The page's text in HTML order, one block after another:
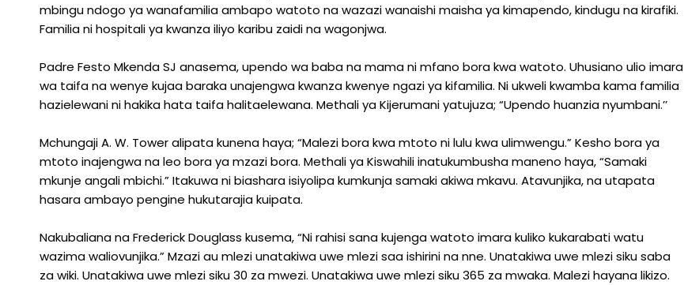
mbingu ndogo ya wanafamilia ambapo watoto na wazazi wanaishi maisha ya kimapendo, kindugu na kirafiki.
Familia ni hospitali ya kwanza iliyo karibu zaidi na wagonjwa.
Padre Festo Mkenda SJ anasema, upendo wa baba na mama ni mfano bora kwa watoto. Uhusiano ulio imara
wa taifa na wenye kujaa baraka unajengwa kwanza kwenye ngazi ya kifamilia. Ni ukweli kwamba kama familia
hazielewani ni hakika hata taifa halitaelewana. Methali ya Kijerumani yatujuza; “Upendo huanzia nyumbani.’’
Mchungaji A. W. Tower alipata kunena haya; “Malezi bora kwa mtoto ni lulu kwa ulimwengu.” Kesho bora ya
mtoto inajengwa na leo bora ya mzazi bora. Methali ya Kiswahili inatukumbusha maneno haya, “Samaki
mkunje angali mbichi.” Itakuwa ni biashara isiyolipa kumkunja samaki akiwa mkavu. Atavunjika, na utapata
hasara ambayo pengine hukutarajia kuipata.
Nakubaliana na Frederick Douglass kusema, “Ni rahisi sana kujenga watoto imara kuliko kukarabati watu
wazima waliovunjika.” Mzazi au mlezi unatakiwa uwe mlezi saa ishirini na nne. Unatakiwa uwe mlezi siku saba
za wiki. Unatakiwa uwe mlezi siku 30 za mwezi. Unatakiwa uwe mlezi siku 365 za mwaka. Malezi hayana likizo.